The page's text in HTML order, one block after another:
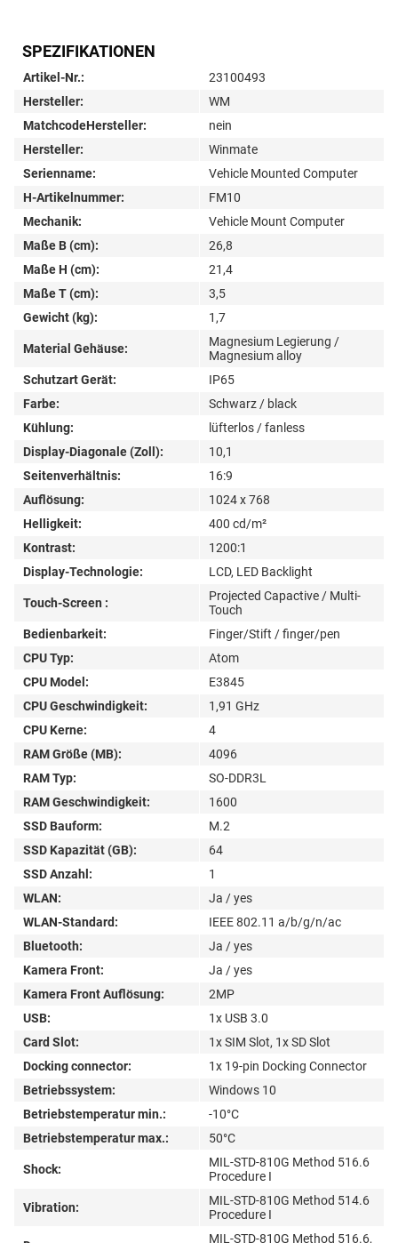
SPEZIFIKATIONEN
Artikel-Nr.:
23100493
Hersteller:
WM
MatchcodeHersteller:
nein
Hersteller:
Winmate
Serienname:
Vehicle Mounted Computer
H-Artikelnummer:
FM10
Mechanik:
Vehicle Mount Computer
Maße B (cm):
26,8
Maße H (cm):
21,4
Maße T (cm):
3,5
Gewicht (kg):
1,7
Material Gehäuse:
Magnesium Legierung /
Magnesium alloy
Schutzart Gerät:
IP65
Farbe:
Schwarz / black
Kühlung:
lüfterlos / fanless
Display-Diagonale (Zoll):
10,1
Seitenverhältnis:
16:9
Auflösung:
1024 x 768
Helligkeit:
400 cd/m²
Kontrast:
1200:1
Display-Technologie:
LCD, LED Backlight
Touch-Screen :
Projected Capactive / Multi-
Touch
Bedienbarkeit:
Finger/Stift / finger/pen
CPU Typ:
Atom
CPU Model:
E3845
CPU Geschwindigkeit:
1,91 GHz
CPU Kerne:
4
RAM Größe (MB):
4096
RAM Typ:
SO-DDR3L
RAM Geschwindigkeit:
1600
SSD Bauform:
M.2
SSD Kapazität (GB):
64
SSD Anzahl:
1
WLAN:
Ja / yes
WLAN-Standard:
IEEE 802.11 a/b/g/n/ac
Bluetooth:
Ja / yes
Kamera Front:
Ja / yes
Kamera Front Auflösung:
2MP
USB:
1x USB 3.0
Card Slot:
1x SIM Slot, 1x SD Slot
Docking connector:
1x 19-pin Docking Connector
Betriebssystem:
Windows 10
Betriebstemperatur min.:
-10°C
Betriebstemperatur max.:
50°C
Shock:
MIL-STD-810G Method 516.6
Procedure I
Vibration:
MIL-STD-810G Method 514.6
Procedure I
MIL-STD-810G Method 516.6,